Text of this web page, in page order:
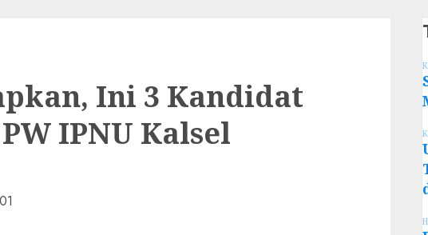
Ini 3 Kandidat
IPNU Kalsel